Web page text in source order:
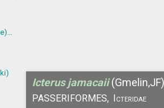
Furnariidae (garncarzowate) i Dendrocolaptidae (tęgosterowate)
Icterus jamacaii (Gmelin,JF)
PASSERIFORMES, Icteridae